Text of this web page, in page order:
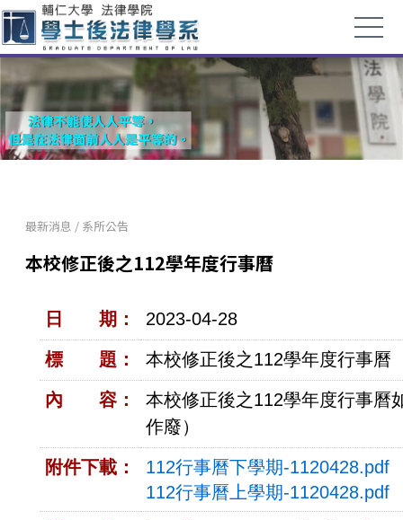
最新消息 / 系所公告
本校修正後之112學年度行事曆
日 期： 2023-04-28
標 題： 本校修正後之112學年度行事曆
內 容：
本校修正後之112學年度行事曆
作廢）
附件下載：
112行事曆下學期-1120428.pdf
112行事曆上學期-1120428.pdf